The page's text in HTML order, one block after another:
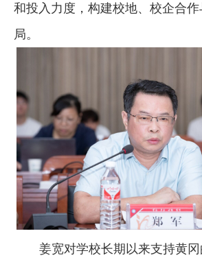
和投入力度，构建校地、校企合
局。
姜宽对学校长期以来支持黄